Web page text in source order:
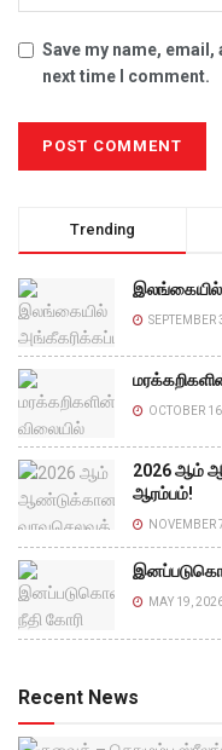
Save my name,
next time I comment.
Trending
இலங்கையில்
SEPTEMBER
OCTOBER
2026 ஆம்
ஆரம்பம்!
NOVEMBER
MAY 19,
Recent News